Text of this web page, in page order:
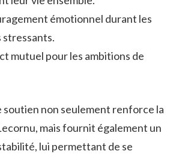
émotionnel durant les
stressants.
mutuel pour les ambitions de
soutien non seulement renforce la
mais fournit également un
lui permettant de se